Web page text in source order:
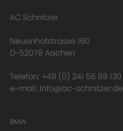
AC Schnitzer
Neuenhofstrasse 160
D-52078 Aachen
Telefon: +49 (0) 241 56 88 130
e-mail: info@ac-schnitzer.de
BMW